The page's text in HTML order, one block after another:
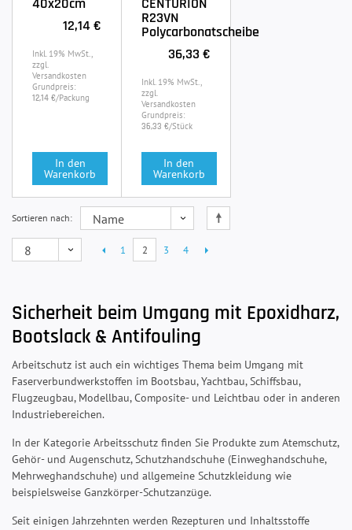
12,14 €
Inkl. 19% MwSt.,
zzgl.
Versandkosten
Grundpreis:
12,14 €/Packung
In den
Warenkorb
R23VN
Polycarbonatscheibe
36,33 €
Inkl. 19% MwSt.,
zzgl.
Versandkosten
Grundpreis:
36,33 €/Stück
In den
Warenkorb
Sortieren nach
1 2 3 4
Sicherheit beim Umgang mit Epoxidharz,
Bootslack & Antifouling
Arbeitschutz ist auch ein wichtiges Thema beim Umgang mit
Faserverbundwerkstoffen im Bootsbau, Yachtbau, Schiffsbau,
Flugzeugbau, Modellbau, Composite- und Leichtbau oder in anderen
Industriebereichen.
In der Kategorie Arbeitsschutz finden Sie Produkte zum Atemschutz,
Gehör- und Augenschutz, Schutzhandschuhe (Einweghandschuhe,
Mehrweghandschuhe) und allgemeine Schutzkleidung wie
beispielsweise Ganzkörper-Schutzanzüge.
Seit einigen Jahrzehnten werden Rezepturen und Inhaltsstoffe